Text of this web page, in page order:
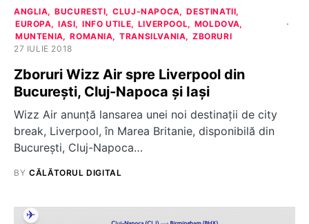
ANGLIA BUCURESTI CLUJ-NAPOCA
DESTINATII
EUROPA
IASI INFO UTILE LIVERPOOL
MOLDOVA
MUNTENIA
ROMANIA TRANSILVANIA
ZBORURI
27 IULIE 2018
Zboruri Wizz Air spre Liverpool din
București, Cluj-Napoca și Iași
Wizz Air anunță lansarea unei noi destinații de city
break, Liverpool, în Marea Britanie, disponibilă din
București, Cluj-Napoca…
BY CĂLĂTORUL DIGITAL